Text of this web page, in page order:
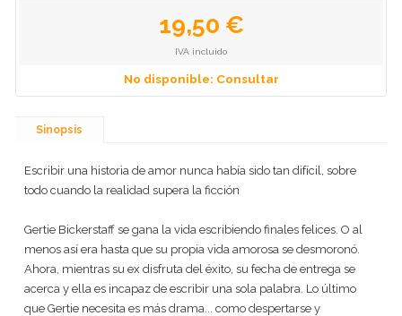
19,50 €
IVA incluido
No disponible: Consultar
Sinopsis
Escribir una historia de amor nunca había sido tan difícil, sobre
todo cuando la realidad supera la ficción
Gertie Bickerstaff se gana la vida escribiendo finales felices. O al
menos así era hasta que su propia vida amorosa se desmoronó.
Ahora, mientras su ex disfruta del éxito, su fecha de entrega se
acerca y ella es incapaz de escribir una sola palabra. Lo último
que Gertie necesita es más drama... como despertarse y